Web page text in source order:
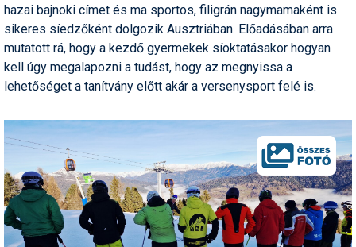
Snowboardfelszerelés
Sportorvos
Szakértők
Szánkó
Szótárak
Telemark
Téli sportok
hazai bajnoki címet és ma sportos, filigrán nagymamaként is
sikeres síedzőként dolgozik Ausztriában. Előadásában arra
mutatott rá, hogy a kezdő gyermekek síoktatásakor hogyan
kell úgy megalapozni a tudást, hogy az megnyissa a
lehetőséget a tanítvány előtt akár a versenysport felé is.